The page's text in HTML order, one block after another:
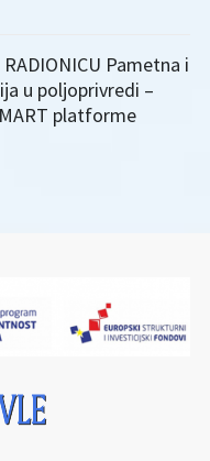
RADIONICU Pametna i
u poljoprivredi –
platforme